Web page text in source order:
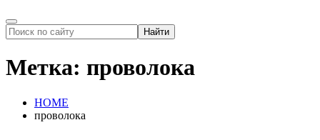
Метка: проволока
HOME
проволока